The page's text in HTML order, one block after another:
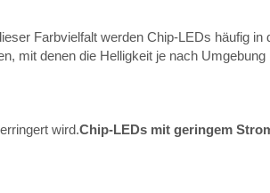
Farbvielfalt werden Chip-LEDs häufig in
mit denen die Helligkeit je nach Umgebung
wird.Chip-LEDs mit geringem